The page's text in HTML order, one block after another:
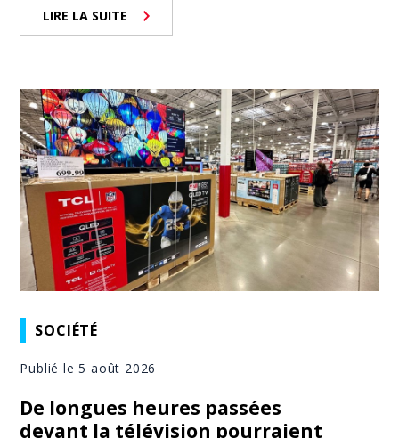
LIRE LA SUITE
SOCIÉTÉ
Publié le 5 août 2026
De longues heures passées
devant la télévision pourraient